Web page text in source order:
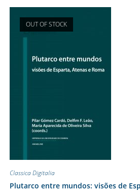
OUT OF STOCK
Classica Digitalia
Plutarco entre mundos: visões de